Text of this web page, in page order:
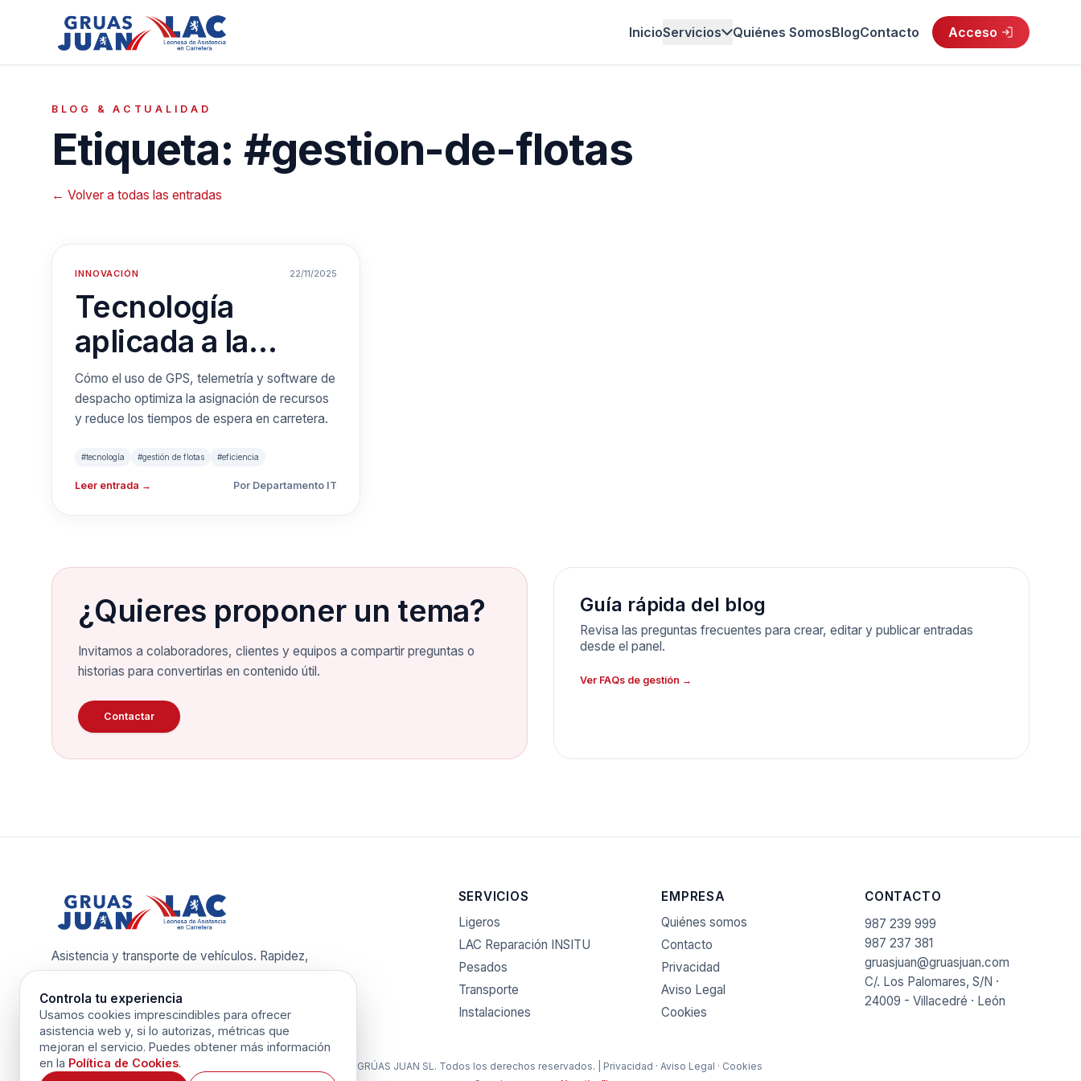
InicioServicios Quiénes SomosBlogContacto Acceso
BLOG & ACTUALIDAD
Etiqueta: #gestion-de-flotas
← Volver a todas las entradas
INNOVACIÓN 22/11/2025
Tecnología
aplicada a la
gestión de flotas
y tiempos de
respuesta
Cómo el uso de GPS, telemetría y software de
despacho optimiza la asignación de recursos
y reduce los tiempos de espera en carretera.
#tecnología #gestión de flotas #eficiencia
Leer entrada → Por Departamento IT
¿Quieres proponer un tema?
Invitamos a colaboradores, clientes y equipos a compartir preguntas o
historias para convertirlas en contenido útil.
Contactar
Guía rápida del blog
Revisa las preguntas frecuentes para crear, editar y publicar entradas
desde el panel.
Ver FAQs de gestión →
Asistencia y transporte de vehículos. Rapidez,
seguridad y control operativo continuo.
SERVICIOS
Ligeros
LAC Reparación INSITU
Pesados
Transporte
Instalaciones
EMPRESA
Quiénes somos
Contacto
Privacidad
Aviso Legal
Cookies
CONTACTO
987 239 999
987 237 381
gruasjuan@gruasjuan.com
C/. Los Palomares, S/N ·
24009 - Villacedré · León
GRÚAS JUAN SL. Todos los derechos reservados. | Privacidad · Aviso Legal · Cookies
Controla tu experiencia
Usamos cookies imprescindibles para ofrecer
asistencia web y, si lo autorizas, métricas que
mejoran el servicio. Puedes obtener más información
en la Política de Cookies.